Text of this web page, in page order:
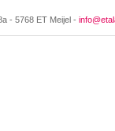
- 5768 ET Meijel -